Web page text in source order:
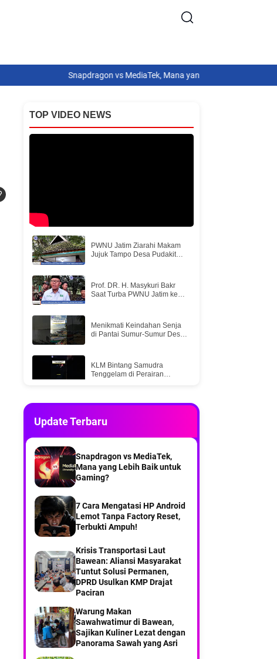
Snapdragon vs MediaTek, Mana yang Lebih Baik untuk Gaming?
TOP VIDEO NEWS
PWNU Jatim Ziarahi Makam
Jujuk Tampo Desa Pudakit
Prof. DR. H. Masykuri Bakr
Saat Turba PWNU Jatim ke
Menikmati Keindahan Senja
di Pantai Sumur-Sumur Desa
KLM Bintang Samudra
Tenggelam di Perairan
Dua kapal express bahari
di tengah keterbatasan Warga
Mangguleban desa balikterus
Bawean
Part 2Menyusuri Desa
Bawean
Part 1Menyusuri Desa
Kebontelukdalam Pulau
Saat KMP DRAJAT dari
pelabuhan Paciran Sampai di
Pelabuhan Bawean
Balikterus Pulau Bawean
Update Terbaru
Snapdragon vs MediaTek,
Mana yang Lebih Baik untuk
Gaming?
7 Cara Mengatasi HP Android
Lemot Tanpa Factory Reset,
Terbukti Ampuh!
Krisis Transportasi Laut
Bawean: Aliansi ‎Masyarakat
Tuntut Solusi Permanen,
DPRD ‎Usulkan KMP Drajat
Paciran
Warung Makan
Sawahwatimur di Bawean,
Sajikan Kuliner Lezat dengan
Panorama Sawah yang Asri